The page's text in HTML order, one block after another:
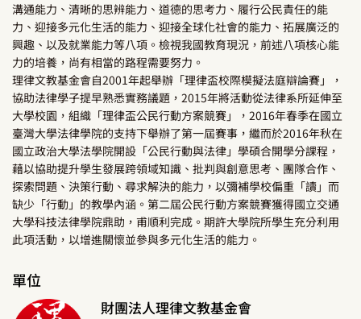
溝通能力、清晰的思辨能力、道德的思考力、履行公民責任的能
力、迎接多元化生活的能力、迎接全球化社會的能力、拓展廣泛的
興趣、以及就業能力等八項。檢視我國教育現況，前述八項核心能
力的培養，尚有相當的路程需要努力。
理律文教基金會自2001年起舉辦「理律盃校際模擬法庭辯論賽」，
協助法律學子提早熟悉實務議題，2015年將活動從法律系所延伸至
大學校園，組織「理律盃公民行動方案競賽」，2016年春季在國立
臺灣大學法律學院的支持下舉辦了第一屆賽事，繼而於2016年秋在
國立政治大學法學院開設「公民行動與法律」學碩合開學分課程，
藉以協助提升學生發展跨領域知識、批判與創意思考、團隊合作、
探索問題、決策行動、尋求解決的能力，以彌補學校偏重「讀」而
缺少「行動」的教學內涵。第二屆公民行動方案競賽獲得國立交通
大學科技法律學院鼎助，甫順利完成。期許大學院所學生充分利用
此項活動，以增進關懷並參與多元化生活的能力。
單位
財團法人理律文教基金會